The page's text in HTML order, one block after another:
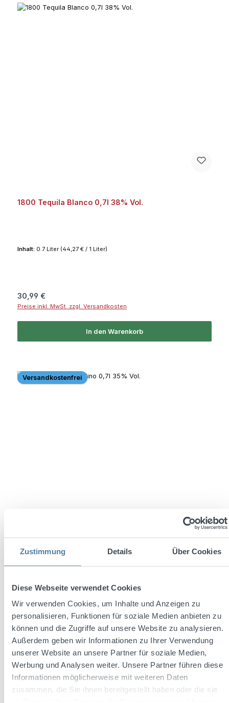
Zustimmung Details Über Cookies
Diese Webseite verwendet Cookies
Wir verwenden Cookies, um Inhalte und Anzeigen zu
personalisieren, Funktionen für soziale Medien anbieten zu
können und die Zugriffe auf unsere Website zu analysieren.
Außerdem geben wir Informationen zu Ihrer Verwendung
unserer Website an unsere Partner für soziale Medien,
Werbung und Analysen weiter. Unsere Partner führen diese
Informationen möglicherweise mit weiteren Daten
zusammen, die Sie ihnen bereitgestellt haben oder die sie
1800 Tequila Blanco 0,7l 38% Vol.
Inhalt: 0.7 Liter (44,27 € / 1 Liter)
Regulärer Preis:
30,99 €
Preise inkl. MwSt. zzgl. Versandkosten
In den Warenkorb
Versandkostenfrei
Inhalt:0.7 Liter(79,99 € / 1 Liter)
Regulärer Preis:
55,99 €
Preise inkl. MwSt. zzgl. Versandkosten